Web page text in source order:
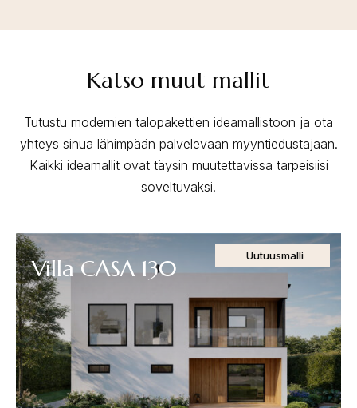
Katso muut mallit
Tutustu modernien talopakettien ideamallistoon ja ota
yhteys sinua lähimpään palvelevaan myyntiedustajaan.
Kaikki ideamallit ovat täysin muutettavissa tarpeisiisi
soveltuvaksi.
Villa CASA 130 Uutuusmalli